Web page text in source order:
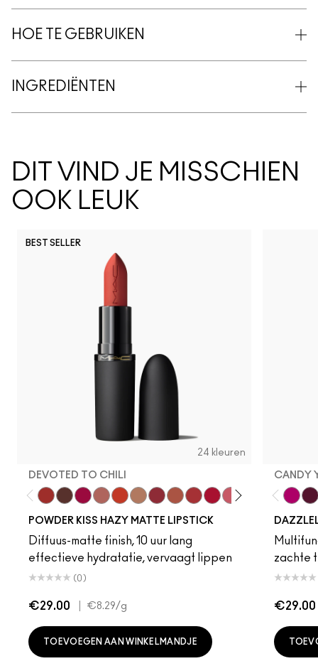
HOE TE GEBRUIKEN
INGREDIËNTEN
DIT VIND JE MISSCHIEN
OOK LEUK
BEST SELLER
24 kleuren
DEVOTED TO CHILI
POWDER KISS HAZY MATTE LIPSTICK
Diffuus-matte finish, 10 uur lang
effectieve hydratatie, vervaagt lippen
(0)
€29.00 €8.29/g
TOEVOEGEN AAN WINKELMANDJE
CANDY
zachte
€29.00
It's YoursKissing Strangers